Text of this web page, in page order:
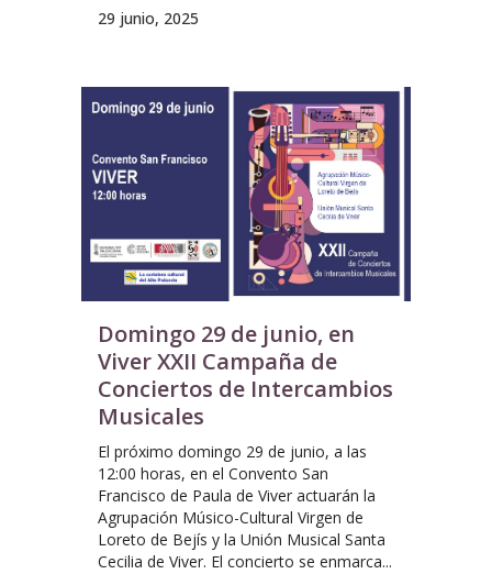
29 junio, 2025
Domingo 29 de junio, en
Viver XXII Campaña de
Conciertos de Intercambios
Musicales
El próximo domingo 29 de junio, a las
12:00 horas, en el Convento San
Francisco de Paula de Viver actuarán la
Agrupación Músico-Cultural Virgen de
Loreto de Bejís y la Unión Musical Santa
Cecilia de Viver. El concierto se enmarca...